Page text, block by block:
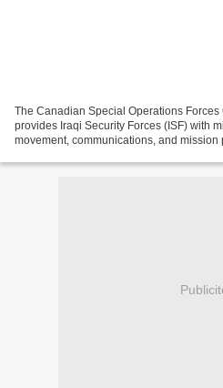
The Canadian Special Operations
provides Iraqi Security Forces (ISF) with
movement, communications, and mission